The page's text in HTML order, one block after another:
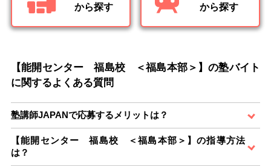
から探す から探す
【能開センター 福島校 ＜福島本部＞】の塾バイト
に関するよくある質問
塾講師JAPANで応募するメリットは？
【能開センター 福島校 ＜福島本部＞】の指導方法
は？